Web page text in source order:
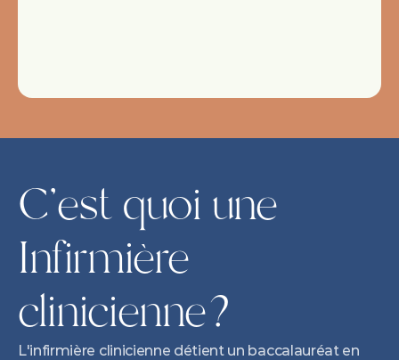
C'est quoi une
Infirmière
clinicienne?
L'infirmière clinicienne détient un baccalauréat en